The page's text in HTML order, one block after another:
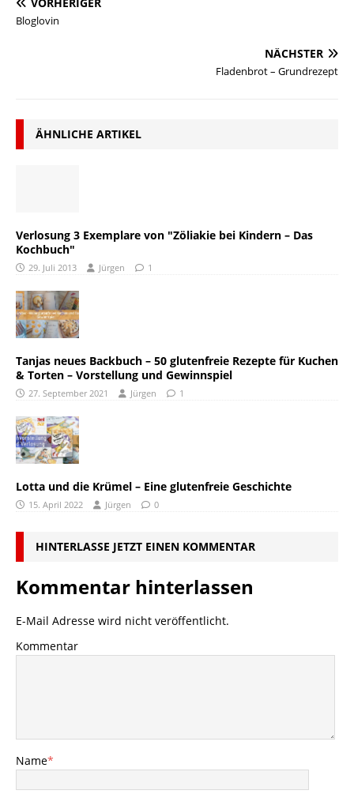
Bloglovin
NÄCHSTER
Fladenbrot – Grundrezept
ÄHNLICHE ARTIKEL
Verlosung 3 Exemplare von "Zöliakie bei Kindern – Das
Kochbuch"
29. Juli 2013 Jürgen 1
Tanjas neues Backbuch – 50 glutenfreie Rezepte für Kuchen
& Torten – Vorstellung und Gewinnspiel
27. September 2021 Jürgen 1
Lotta und die Krümel – Eine glutenfreie Geschichte
15. April 2022 Jürgen 0
HINTERLASSE JETZT EINEN KOMMENTAR
Kommentar hinterlassen
E-Mail Adresse wird nicht veröffentlicht.
Kommentar
Name*